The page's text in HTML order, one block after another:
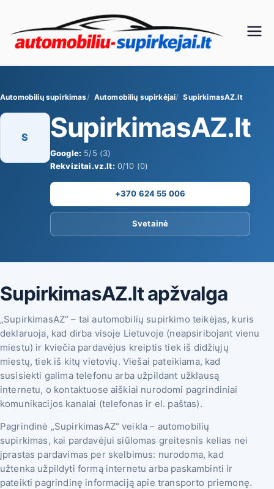
turinio
Au
mo
bili
ų
su
pir
ki
ma
s
Automobilių supirkimas Automobilių supirkėjai SupirkimasAZ.lt
S SupirkimasAZ.lt
Google: 5/5 (3)
Rekvizitai.vz.lt: 0/10 (0)
+370 624 55 006
Svetainė
SupirkimasAZ.lt apžvalga
„SupirkimasAZ“ – tai automobilių supirkimo teikėjas, kuris
deklaruoja, kad dirba viso­je Lietuvoje (neapsiribojant vienu
miestu) ir kviečia pardavėjus kreiptis tiek iš didžiųjų
miestų, tiek iš kitų vietovių. Viešai pateikiama, kad
susisiekti galima telefonu arba užpildant užklausą
internetu, o kontaktuose aiškiai nurodomi pagrindiniai
komunikacijos kanalai (telefonas ir el. paštas).
Pagrindinė „SupirkimasAZ“ veikla – automobilių
supirkimas, kai pardavėjui siūlomas greitesnis kelias nei
įprastas pardavimas per skelbimus: nurodoma, kad
užtenka užpildyti formą internetu arba paskambinti ir
pateikti pagrindinę informaciją apie transporto priemonę.